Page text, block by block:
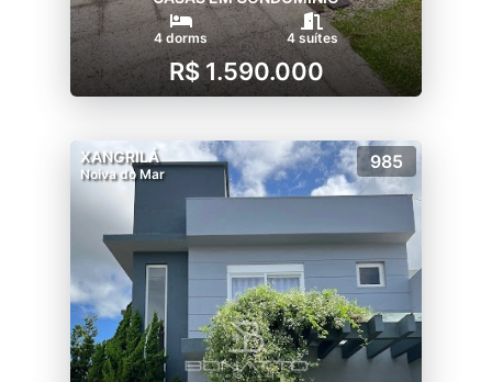
A Vida Pode Ser Muito Mais!
4 dorms 4 suítes
R$ 1.590.000
XANGRILÁ
Noiva do Mar
985